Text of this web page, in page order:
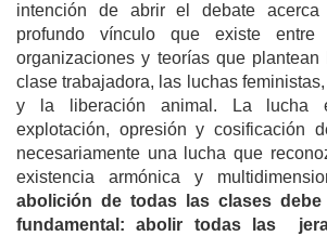
intención de abrir el debate
profundo vínculo que existe entre
organizaciones y teorías que
clase trabajadora, las luchas
y la liberación animal. La lucha
explotación, opresión y cosificación
necesariamente una lucha que
existencia armónica y
abolición de todas las clases
fundamental:
abolir todas las